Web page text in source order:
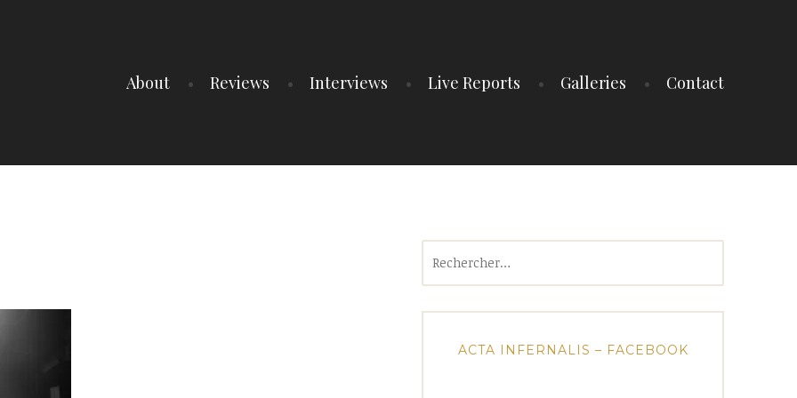
About Reviews Interviews Live Reports Galleries Contact
ACTA INFERNALIS – FACEBOOK